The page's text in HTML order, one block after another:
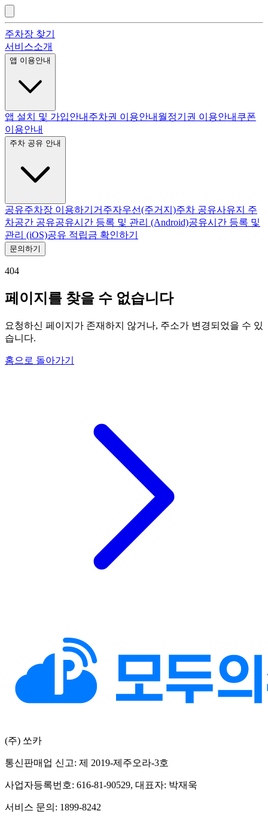
주차장 찾기
서비스소개
앱 이용안내
앱 설치 및 가입안내 주차권 이용안내 월정기권 이용안내 쿠폰
이용안내
주차 공유 안내
공유주차장 이용하기 거주자우선(주거지)주차 공유사유지 주
차공간 공유공유시간 등록 및 관리 (Android)공유시간 등록 및
관리 (iOS)공유 적립금 확인하기
문의하기
404
페이지를 찾을 수 없습니다
요청하신 페이지가 존재하지 않거나, 주소가 변경되었을 수 있
습니다.
홈으로 돌아가기
(주) 쏘카
통신판매업 신고: 제 2019-제주오라-3호
사업자등록번호: 616-81-90529, 대표자: 박재욱
서비스 문의: 1899-8242